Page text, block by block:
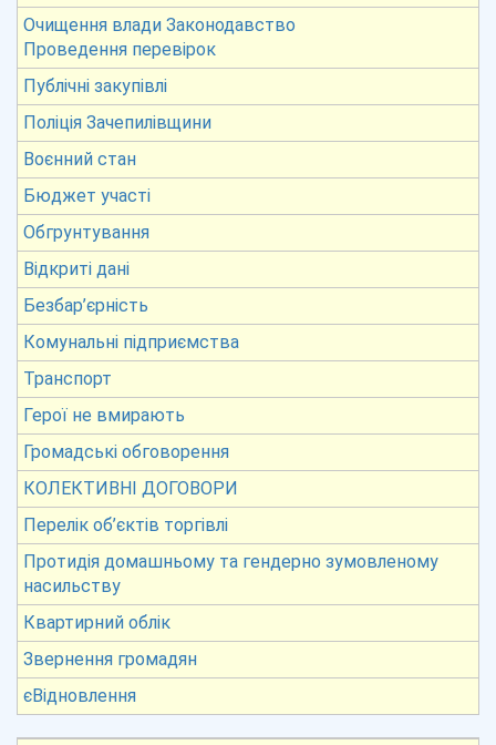
Очищення влади Законодавство
Проведення перевірок
Публічні закупівлі
Поліція Зачепилівщини
Воєнний стан
Бюджет участі
Обгрунтування
Відкриті дані
Безбар’єрність
Комунальні підприємства
Транспорт
Герої не вмирають
Громадські обговорення
КОЛЕКТИВНІ ДОГОВОРИ
Перелік об’єктів торгівлі
Протидія домашньому та гендерно зумовленому
насильству
Квартирний облік
Звернення громадян
єВідновлення